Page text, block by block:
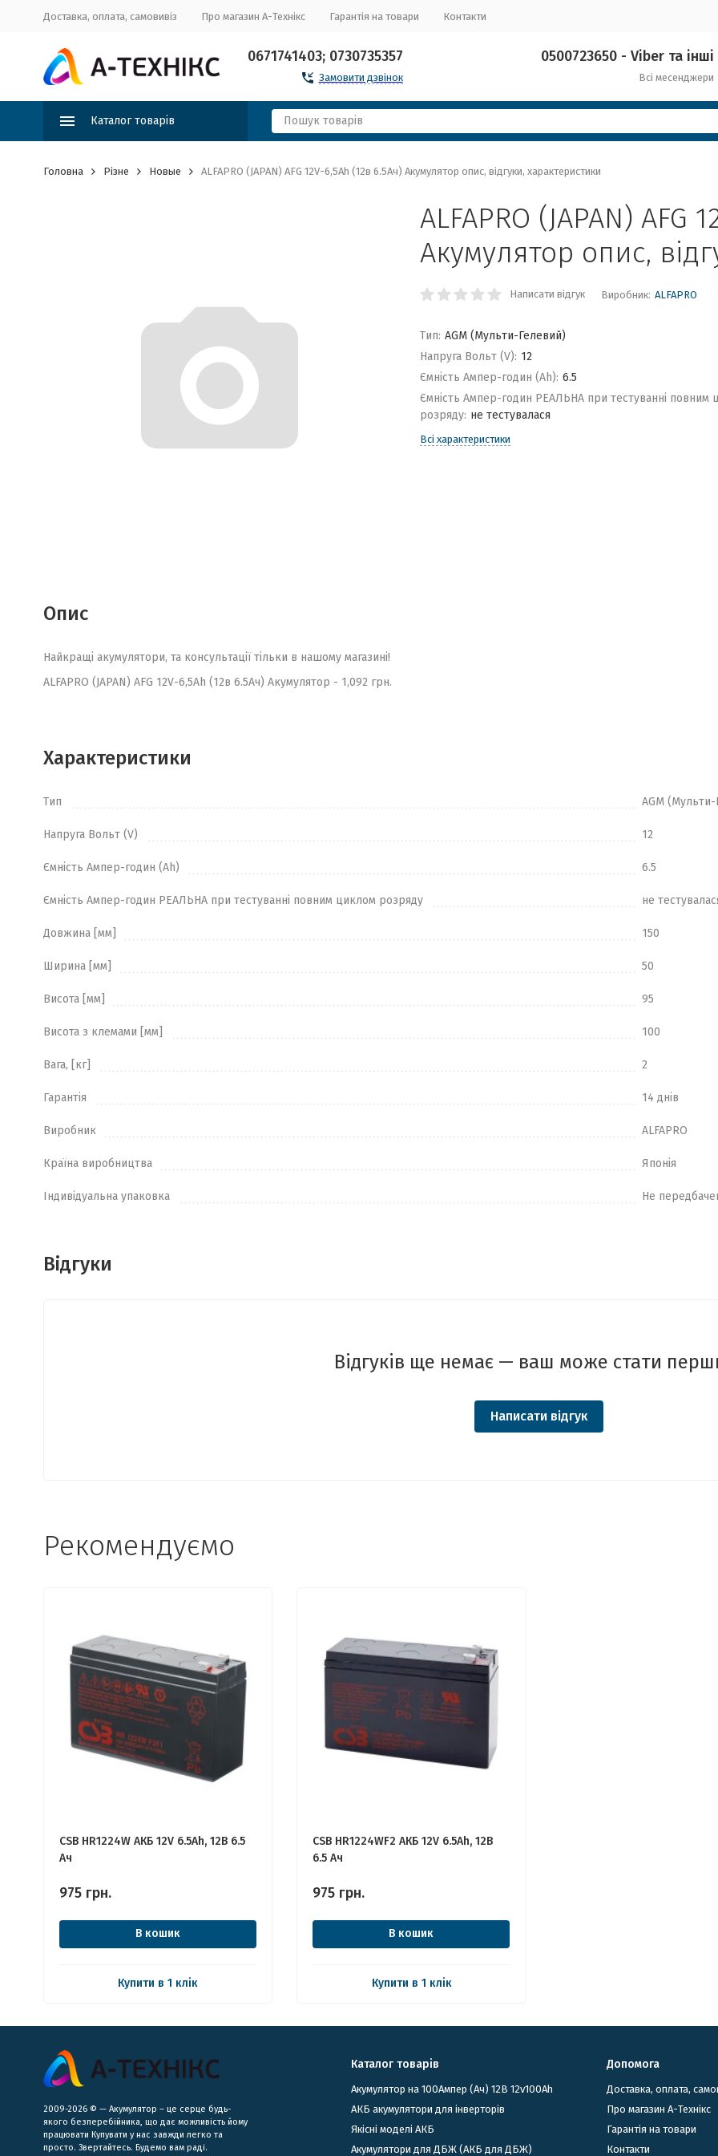
Доставка, оплата, самовивіз Про магазин А-Технікс Гарантія на товари Контакти
0671741403; 0730735357
Замовити дзвінок
0500723650 - Viber та інші
Всі месенджери
Каталог товарів
Головна Різне Новые ALFAPRO (JAPAN) AFG 12V-6,5Ah (12в 6.5Ач) Акумулятор опис, відгуки, характеристики
ALFAPRO (JAPAN) AFG
Акумулятор опис,
Написати відгук Виробник: ALFAPRO
Тип: AGM (Мульти-Гелевий)
Напруга Вольт (V): 12
Ємність Ампер-годин (Ah): 6.5
Ємність Ампер-годин РЕАЛЬНА при тестуванні повним
розряду: не тестувалася
Всі характеристики
Опис
Найкращі акумулятори, та консультації тільки в нашому магазині!
ALFAPRO (JAPAN) AFG 12V-6,5Ah (12в 6.5Ач) Акумулятор - 1,092 грн.
Характеристики
Тип AGM
Напруга Вольт (V) 12
Ємність Ампер-годин (Ah) 6.5
Ємність Ампер-годин РЕАЛЬНА при тестуванні повним циклом розряду не
Довжина [мм] 150
Ширина [мм] 50
Висота [мм] 95
Висота з клемами [мм] 100
Вага, [кг] 2
Гарантія 14 днів
Виробник ALFAPRO
Країна виробництва Японія
Індивідуальна упаковка Не
Відгуки
Відгуків ще немає — ваш може стати
Написати відгук
Рекомендуємо
CSB HR1224W АКБ 12V 6.5Ah, 12В 6.5
Ач
975 грн.
В кошик
Купити в 1 клік
CSB HR1224WF2 АКБ 12V 6.5Ah, 12В
6.5 Ач
975 грн.
В кошик
Купити в 1 клік
2009-2026 © — Акумулятор – це серце будь-
якого безперебійника, що дає можливість йому
працювати Купувати у нас завжди легко та
просто. Звертайтесь. Будемо вам раді.
Каталог товарів
Акумулятор на 100Ампер (Ач) 12В 12v100Ah
АКБ акумулятори для інверторів
Якісні моделі АКБ
​Акумулятори для ДБЖ (АКБ для ДБЖ)
Допомога
Доставка, оплата,
Про магазин А-Технікс
Гарантія на товари
Контакти